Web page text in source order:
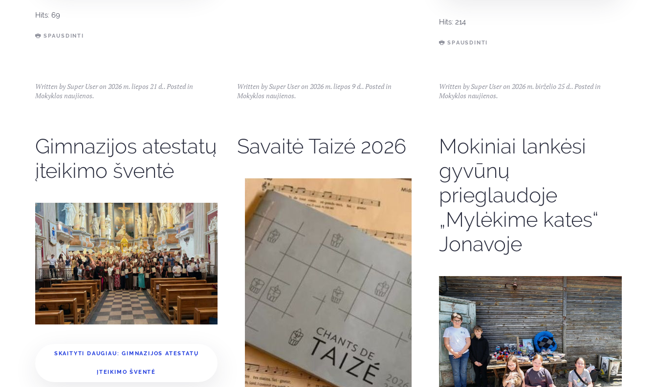
Hits: 69
SPAUSDINTI
Hits: 214
SPAUSDINTI
Written by Super User on 2026 m. liepos 21 d.. Posted in
Mokyklos naujienos.
Gimnazijos atestatų
įteikimo šventė
SKAITYTI DAUGIAU: GIMNAZIJOS ATESTATŲ
ĮTEIKIMO ŠVENTĖ
Written by Super User on2026 m. liepos 9 d.. Posted in
Mokyklos naujienos.
Savaitė Taizé 2026
Written by Super User on2026 m. birželio 25 d.. Posted in
Mokyklos naujienos.
Mokiniai lankėsi
gyvūnų
prieglaudoje
„Mylėkime kates“
Jonavoje